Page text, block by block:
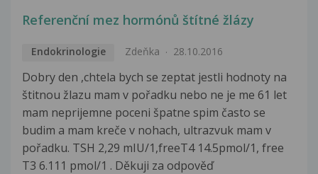
Referenční mez hormónů štítné žlázy
Endokrinologie Zdeňka 28.10.2016
Dobry den ,chtela bych se zeptat jestli hodnoty na
štitnou žlazu mam v pořadku nebo ne je me 61 let
mam neprijemne poceni špatne spim často se
budim a mam kreče v nohach, ultrazvuk mam v
pořadku. TSH 2,29 mIU/1,freeT4 14.5pmol/1, free
T3 6.111 pmol/1 . Děkuji za odpověď